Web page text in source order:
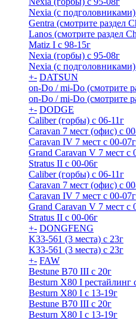
Nexia (с
Gentra (смотрите раздел
Lanos (смотрите раздел
Matiz I с 98-15г
Nexia (горбы) с 95-08г
Nexia (с
+- DATSUN
on-Do / mi-Do (смотрите
on-Do / mi-Do (смотрите
+- DODGE
Caliber (горбы) с 06-11г
Caravan 7 мест (офис) с
Caravan IV 7 мест с 00-07г
Grand Caravan V 7 мест с
Stratus II с 00-06г
Caliber (горбы) с 06-11г
Caravan 7 мест (офис) с
Caravan IV 7 мест с 00-07г
Grand Caravan V 7 мест с
Stratus II с 00-06г
+- DONGFENG
K33-561 (3 места) с 23г
K33-561 (3 места) с 23г
+- FAW
Bestune B70 III с 20г
Besturn X80 I рестайлинг
Besturn X80 I с 13-19г
Bestune B70 III с 20г
Besturn X80 I с 13-19г